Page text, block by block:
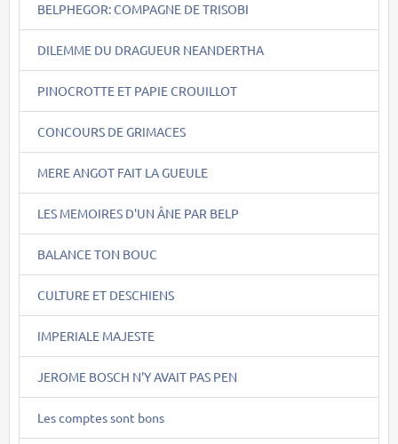
BELPHEGOR: COMPAGNE DE TRISOBI
DILEMME DU DRAGUEUR NEANDERTHA
PINOCROTTE ET PAPIE CROUILLOT
CONCOURS DE GRIMACES
MERE ANGOT FAIT LA GUEULE
LES MEMOIRES D'UN ÂNE PAR BELP
BALANCE TON BOUC
CULTURE ET DESCHIENS
IMPERIALE MAJESTE
JEROME BOSCH N'Y AVAIT PAS PEN
Les comptes sont bons